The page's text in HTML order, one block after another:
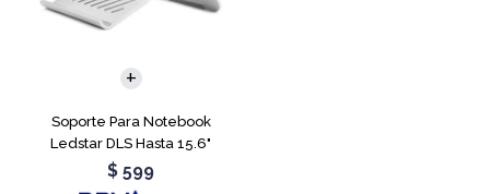
Soporte Para Notebook
Ledstar DLS Hasta 15.6"
$ 599